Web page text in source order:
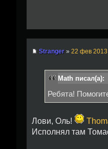
Stranger » 22 фев 2013
Math писал(а):
Ребята!
Лови, Оль!
Исполнял там